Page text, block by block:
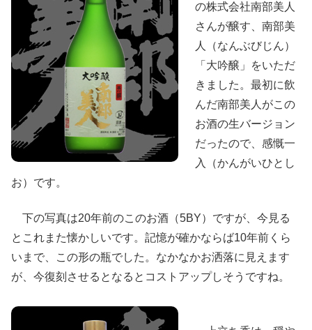
の株式会社南部美人
さんが醸す、南部美
人（なんぶびじん）
「大吟醸」をいただ
きました。最初に飲
んだ南部美人がこの
お酒の生バージョン
だったので、感慨一
入（かんがいひとし
お）です。
下の写真は20年前のこのお酒（5BY）ですが、今見る
とこれまた懐かしいです。記憶が確かならば10年前くら
いまで、この形の瓶でした。なかなかお洒落に見えます
が、今復刻させるとなるとコストアップしそうですね。